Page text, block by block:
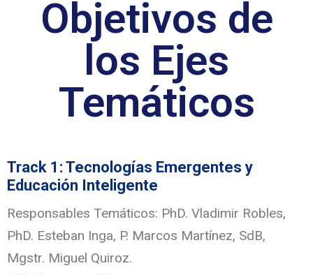
Objetivos de
los Ejes
Temáticos
Track 1: Tecnologías Emergentes y
Educación Inteligente
Responsables Temáticos: PhD. Vladimir Robles,
PhD. Esteban Inga, P. Marcos Martínez, SdB,
Mgstr. Miguel Quiroz.